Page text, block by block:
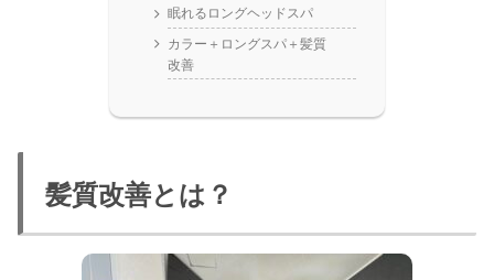
眠れるロングヘッドスパ
カラー＋ロングスパ＋髪質
改善
髪質改善とは？